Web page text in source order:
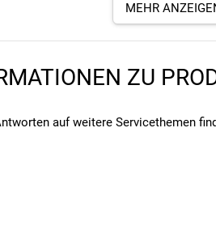
und den verbauten
MEHR
ZU
auf weitere Servicethemen